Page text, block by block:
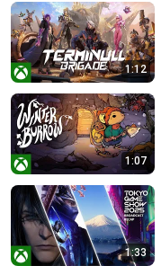
1:12
1:07
1:33